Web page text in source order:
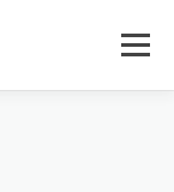
メニュー